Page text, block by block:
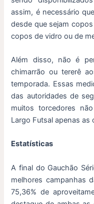
assim, é necessário
desde que sejam
copos de vidro ou de
Além disso, não é
chimarrão ou tererê
temporada. Essas
das autoridades de
muitos torcedores
Largo Futsal apenas
Estatísticas
A final do Gauchão
melhores campanhas
75,36% de